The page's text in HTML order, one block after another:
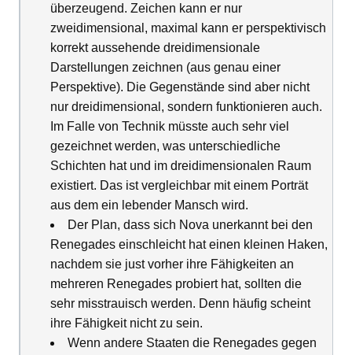
überzeugend. Zeichen kann er nur
zweidimensional, maximal kann er perspektivisch
korrekt aussehende dreidimensionale
Darstellungen zeichnen (aus genau einer
Perspektive). Die Gegenstände sind aber nicht
nur dreidimensional, sondern funktionieren auch.
Im Falle von Technik müsste auch sehr viel
gezeichnet werden, was unterschiedliche
Schichten hat und im dreidimensionalen Raum
existiert. Das ist vergleichbar mit einem Porträt
aus dem ein lebender Mansch wird.
Der Plan, dass sich Nova unerkannt bei den
Renegades einschleicht hat einen kleinen Haken,
nachdem sie just vorher ihre Fähigkeiten an
mehreren Renegades probiert hat, sollten die
sehr misstrauisch werden. Denn häufig scheint
ihre Fähigkeit nicht zu sein.
Wenn andere Staaten die Renegades gegen